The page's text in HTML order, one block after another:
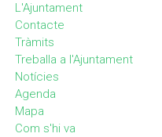
L'Ajuntament
Contacte
Tràmits
Treballa a l'Ajuntament
Notícies
Agenda
Mapa
Com s'hi va